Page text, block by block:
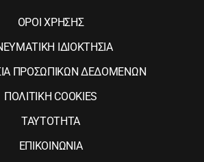
ΟΡΟΙ ΧΡΗΣΗΣ
ΙΔΙΟΚΤΗΣΙΑ
ΠΡΟΣΩΠΙΚΩΝ ΔΕΔΟΜΕΝΩΝ
ΠΟΛΙΤΙΚΗ COOKIES
ΤΑΥΤΟΤΗΤΑ
ΕΠΙΚΟΙΝΩΝΙΑ